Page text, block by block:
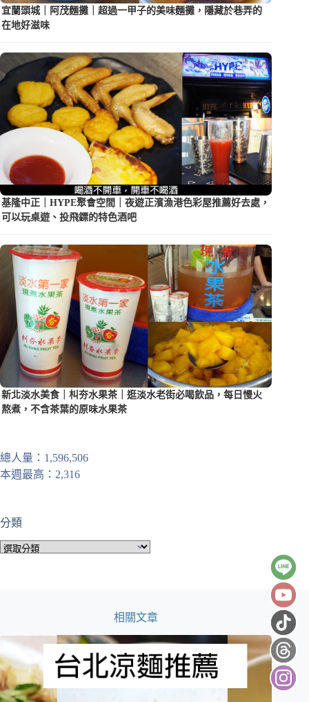
宜蘭頭城｜阿茂麵攤｜超過一甲子的美味麵攤，隱藏於巷弄的
在地好滋味
基隆中正｜HYPE聚會空間｜夜遊正濱漁港色彩屋推薦好去處，
可以玩桌遊、投飛鏢的特色酒吧
新北淡水美食｜朻夯水果茶｜逛淡水老街必喝飲品，每日慢火
熬煮，不含茶葉的原味水果茶
總人量：1,596,506
本週最高：2,316
分類
分
相關文章